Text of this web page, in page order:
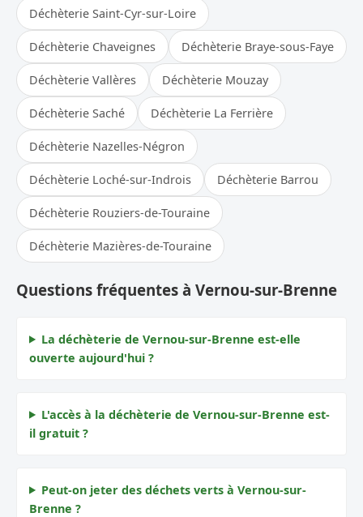
Déchèterie Saint-Cyr-sur-Loire
Déchèterie Chaveignes Déchèterie Braye-sous-Faye
Déchèterie Vallères Déchèterie Mouzay
Déchèterie Saché Déchèterie La Ferrière
Déchèterie Nazelles-Négron
Déchèterie Loché-sur-Indrois Déchèterie Barrou
Déchèterie Rouziers-de-Touraine
Déchèterie Mazières-de-Touraine
Questions fréquentes à Vernou-sur-Brenne
La déchèterie de Vernou-sur-Brenne est-elle
ouverte aujourd'hui ?
L'accès à la déchèterie de Vernou-sur-Brenne est-
il gratuit ?
Peut-on jeter des déchets verts à Vernou-sur-
Brenne ?